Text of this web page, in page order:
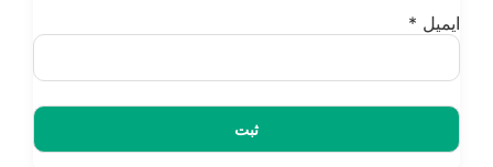
*